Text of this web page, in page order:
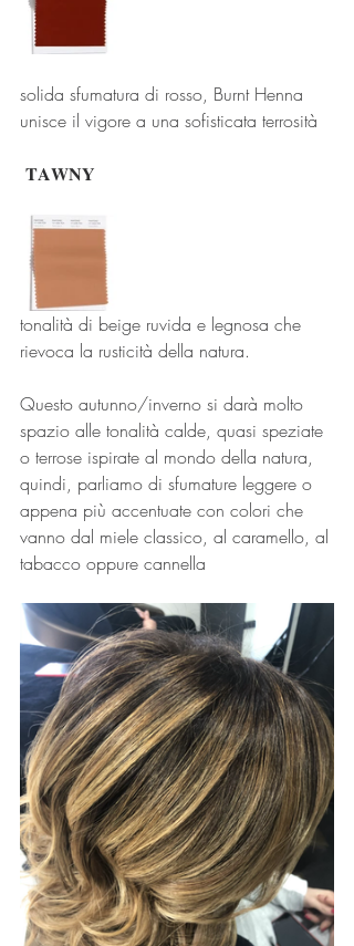
solida sfumatura di rosso, Burnt Henna
unisce il vigore a una sofisticata terrosità
𝐓𝐀𝐖𝐍𝐘
tonalità di beige ruvida e legnosa che
rievoca la rusticità della natura.
Questo autunno/inverno si darà molto
spazio alle tonalità calde, quasi speziate
o terrose ispirate al mondo della natura,
quindi, parliamo di sfumature leggere o
appena più accentuate con colori che
vanno dal miele classico, al caramello, al
tabacco oppure cannella